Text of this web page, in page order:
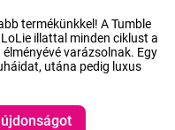
termékünkkel! A Tumble
illattal minden ciklust a
varázsolnak. Egy
utána pedig luxus